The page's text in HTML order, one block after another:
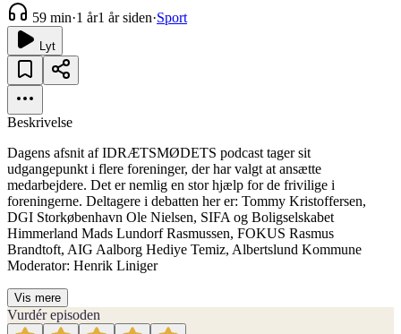
59 min·1 år1 år siden·Sport
Lyt
Beskrivelse
Dagens afsnit af IDRÆTSMØDETS podcast tager sit
udgangepunkt i flere foreninger, der har valgt at ansætte
medarbejdere. Det er nemlig en stor hjælp for de frivilige i
foreningerne. Deltagere i debatten her er: Tommy Kristoffersen,
DGI Storkøbenhavn Ole Nielsen, SIFA og Boligselskabet
Himmerland Mads Lundorf Rasmussen, FOKUS Rasmus
Brandtoft, AIG Aalborg Hediye Temiz, Albertslund Kommune
Moderator: Henrik Liniger
Vis mere
Vurdér episoden